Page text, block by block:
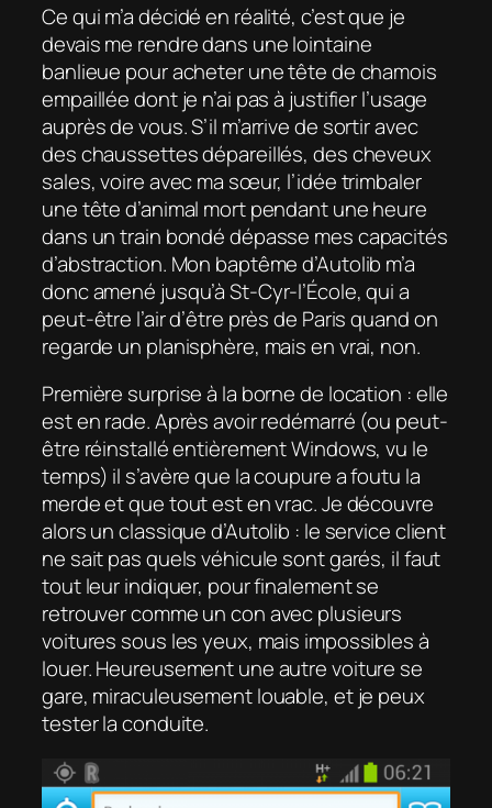
Ce qui m’a décidé en réalité, c’est que je
devais me rendre dans une lointaine
banlieue pour acheter une tête de chamois
empaillée dont je n’ai pas à justifier l’usage
auprès de vous. S’il m’arrive de sortir avec
des chaussettes dépareillés, des cheveux
sales, voire avec ma sœur, l’idée trimbaler
une tête d’animal mort pendant une heure
dans un train bondé dépasse mes capacités
d’abstraction. Mon baptême d’Autolib m’a
donc amené jusqu’à St-Cyr-l’École, qui a
peut-être l’air d’être près de Paris quand on
regarde un planisphère, mais en vrai, non.
Première surprise à la borne de location : elle
est en rade. Après avoir redémarré (ou peut-
être réinstallé entièrement Windows, vu le
temps) il s’avère que la coupure a foutu la
merde et que tout est en vrac. Je découvre
alors un classique d’Autolib : le service client
ne sait pas quels véhicule sont garés, il faut
tout leur indiquer, pour finalement se
retrouver comme un con avec plusieurs
voitures sous les yeux, mais impossibles à
louer. Heureusement une autre voiture se
gare, miraculeusement louable, et je peux
tester la conduite.